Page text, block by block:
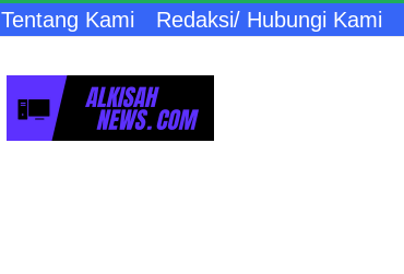
Tentang Kami Redaksi/ Hubungi Kami